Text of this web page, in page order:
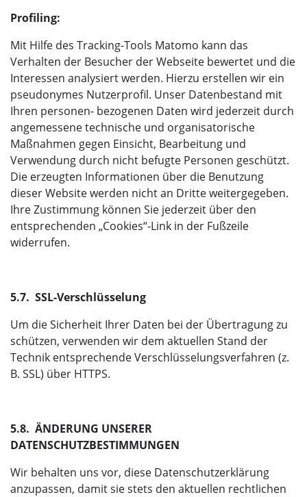
Profiling:
Mit Hilfe des Tracking-Tools Matomo kann das
Verhalten der Besucher der Webseite bewertet und die
Interessen analysiert werden. Hierzu erstellen wir ein
pseudonymes Nutzerprofil. Unser Datenbestand mit
Ihren personen- bezogenen Daten wird jederzeit durch
angemessene technische und organisatorische
Maßnahmen gegen Einsicht, Bearbeitung und
Verwendung durch nicht befugte Personen geschützt.
Die erzeugten Informationen über die Benutzung
dieser Website werden nicht an Dritte weitergegeben.
Ihre Zustimmung können Sie jederzeit über den
entsprechenden „Cookies“-Link in der Fußzeile
widerrufen.
5.7. SSL-Verschlüsselung
Um die Sicherheit Ihrer Daten bei der Übertragung zu
schützen, verwenden wir dem aktuellen Stand der
Technik entsprechende Verschlüsselungsverfahren (z.
B. SSL) über HTTPS.
5.8. ÄNDERUNG UNSERER
DATENSCHUTZBESTIMMUNGEN
Wir behalten uns vor, diese Datenschutzerklärung
anzupassen, damit sie stets den aktuellen rechtlichen